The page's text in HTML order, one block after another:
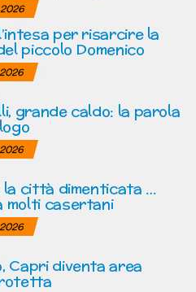
per risarcire la
piccolo Domenico
grande caldo: la parola
la città dimenticata …
molti casertani
Capri diventa area